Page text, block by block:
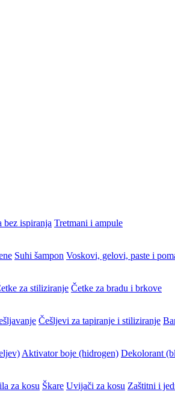
bez ispiranja Tretmani i ampule
Suhi šampon Voskovi, gelovi, paste i
za stiliziranje Četke za bradu i brkove
Češljevi za tapiranje i stiliziranje
Aktivator boje (hidrogen) Dekolorant
za kosu Škare Uvijači za kosu Zaštitni i